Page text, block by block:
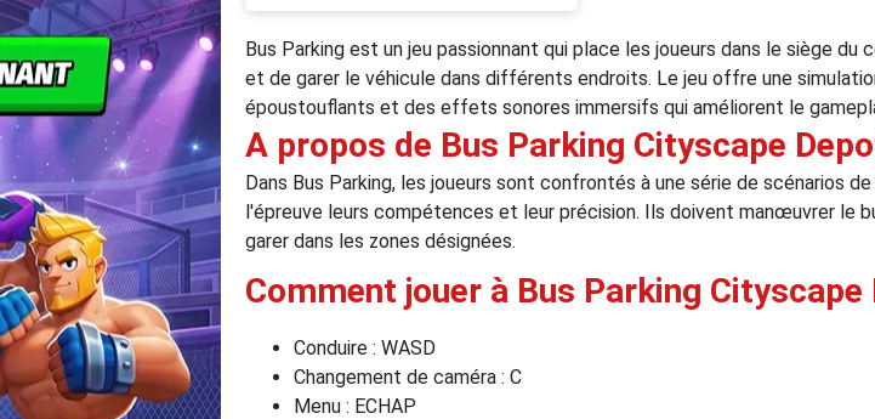
Bus Parking est un jeu passionnant qui place les joueurs dans le siège
et de garer le véhicule dans différents endroits. Le jeu offre une
époustouflants et des effets sonores immersifs qui améliorent le
A propos de Bus Parking Cityscape
Dans Bus Parking, les joueurs sont confrontés à une série de scénarios
l'épreuve leurs compétences et leur précision. Ils doivent manœuvrer le
garer dans les zones désignées.
Comment jouer à Bus Parking Cityscape
Conduire : WASD
Changement de caméra : C
Menu : ECHAP